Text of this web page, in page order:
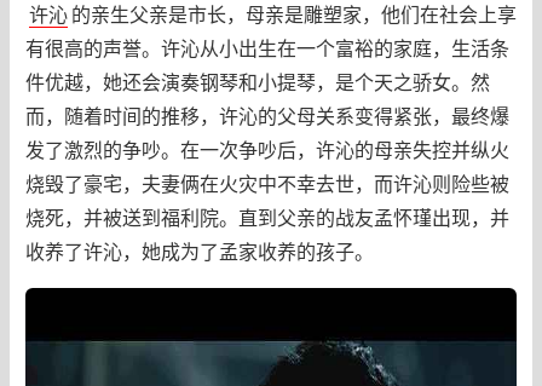
许沁 的亲生父亲是市长，母亲是雕塑家，他们在社会上享
有很高的声誉。许沁从小出生在一个富裕的家庭，生活条
件优越，她还会演奏钢琴和小提琴，是个天之骄女。然
而，随着时间的推移，许沁的父母关系变得紧张，最终爆
发了激烈的争吵。在一次争吵后，许沁的母亲失控并纵火
烧毁了豪宅，夫妻俩在火灾中不幸去世，而许沁则险些被
烧死，并被送到福利院。直到父亲的战友孟怀瑾出现，并
收养了许沁，她成为了孟家收养的孩子。